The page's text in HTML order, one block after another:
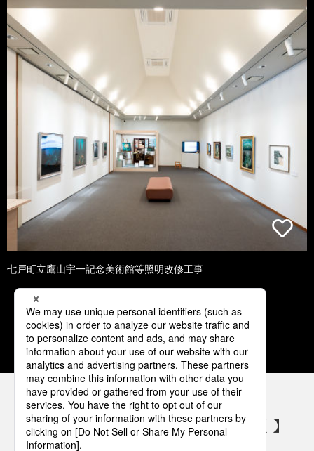
七戸町立鷹山宇一記念美術館等照明改修工事
1 2 3 4 5
パナソニックの電気設備 SNSアカウント